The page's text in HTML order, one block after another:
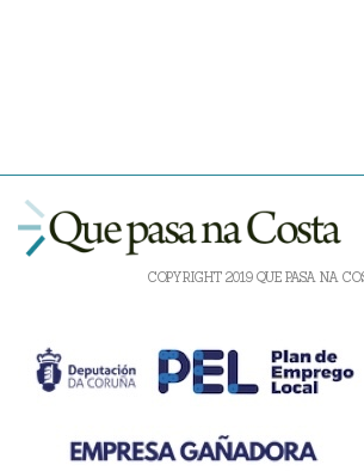
COPYRIGHT 2019 QUE PASA NA